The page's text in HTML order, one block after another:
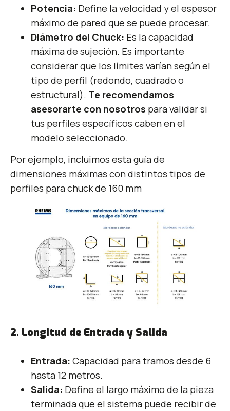
Potencia: Define la velocidad y el espesor
máximo de pared que se puede procesar.
Diámetro del Chuck: Es la capacidad
máxima de sujeción. Es importante
considerar que los límites varían según el
tipo de perfil (redondo, cuadrado o
estructural). Te recomendamos
asesorarte con nosotros para validar si
tus perfiles específicos caben en el
modelo seleccionado.
Por ejemplo, incluimos esta guía de
dimensiones máximas con distintos tipos de
perfiles para chuck de 160 mm
2. Longitud de Entrada y Salida
Entrada: Capacidad para tramos desde 6
hasta 12 metros.
Salida: Define el largo máximo de la pieza
terminada que el sistema puede recibir de